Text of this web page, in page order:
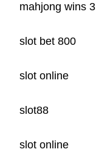
mahjong wins 3
slot bet 800
slot online
slot88
slot online